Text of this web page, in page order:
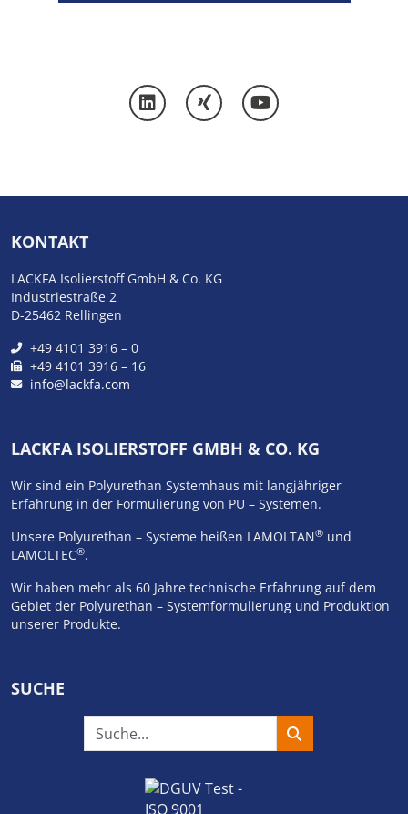
KONTAKT
LACKFA Isolierstoff GmbH & Co. KG
Industriestraße 2
D-25462 Rellingen
+49 4101 3916 – 0
+49 4101 3916 – 16
info@lackfa.com
LACKFA ISOLIERSTOFF GMBH & CO. KG
Wir sind ein Polyurethan Systemhaus mit langjähriger
Erfahrung in der Formulierung von PU – Systemen.
Unsere Polyurethan – Systeme heißen LAMOLTAN® und
LAMOLTEC®.
Wir haben mehr als 60 Jahre technische Erfahrung auf dem
Gebiet der Polyurethan – Systemformulierung und Produktion
unserer Produkte.
SUCHE